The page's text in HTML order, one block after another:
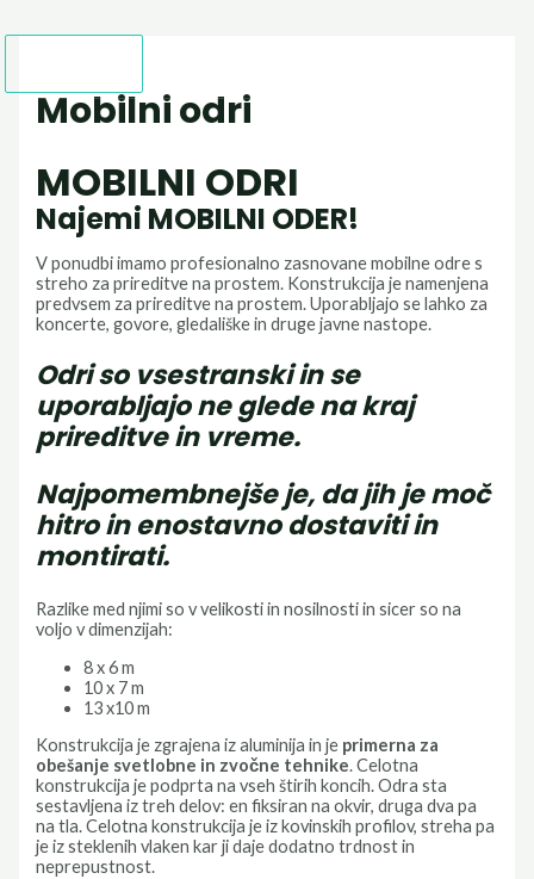
to
Mobilni odri
MOBILNI ODRI
Najemi MOBILNI ODER!
V ponudbi imamo profesionalno zasnovane mobilne odre s
streho za prireditve na prostem. Konstrukcija je namenjena
predvsem za prireditve na prostem. Uporabljajo se lahko za
koncerte, govore, gledališke in druge javne nastope.
Odri so vsestranski in se
uporabljajo ne glede na kraj
prireditve in vreme.
Najpomembnejše je, da jih je moč
hitro in enostavno dostaviti in
montirati.
Razlike med njimi so v velikosti in nosilnosti in sicer so na
voljo v dimenzijah:
8 x 6 m
10 x 7 m
13 x10 m
Konstrukcija je zgrajena iz aluminija in je primerna za
obešanje svetlobne in zvočne tehnike. Celotna
konstrukcija je podprta na vseh štirih koncih. Odra sta
sestavljena iz treh delov: en fiksiran na okvir, druga dva pa
na tla. Celotna konstrukcija je iz kovinskih profilov, streha pa
je iz steklenih vlaken kar ji daje dodatno trdnost in
neprepustnost.